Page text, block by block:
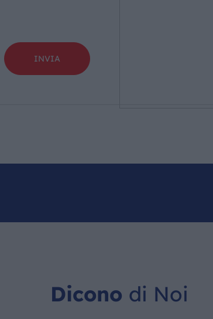
Dicono di Noi